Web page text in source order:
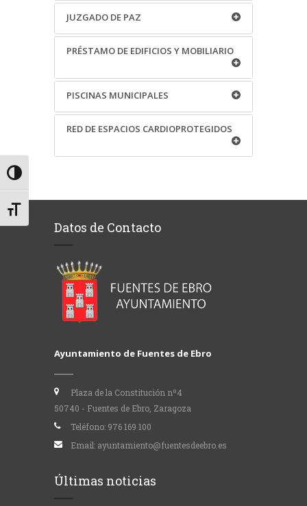
Alternar alto contraste
Alternar tamaño de letra
JUZGADO DE PAZ
PRÉSTAMO DE EDIFICIOS Y MOBILIARIO
PISCINAS MUNICIPALES
RED DE ESPACIOS CARDIOPROTEGIDOS
Datos de Contacto
Ayuntamiento de Fuentes de Ebro
Plaza de la Constitución nº4
50740 - Fuentes de Ebro, Zaragoza
Teléfono: 976 169 100
Email: ayuntamiento@fuentesdeebro.es
Últimas noticias